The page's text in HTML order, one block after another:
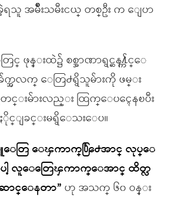
ခဲ့ရသူ အမ်ိဳးသမီးငယ္ တစ္ဦး က ေျပာ
င္ ဖုန္းထဲ၌ စစ္အာဏာရွင္ဆန႔္က်င္ေ
က္အလက္ ေတြ႕ရွိသူမ်ားကို ဖမ္း
းမ်ားလည္း ထြက္ေပၚေနၿပီး
င္ျခင္းမရွိေသးေပ။
ေတြ ေၾကာက္႐ြံ႕ေအာင္ လုပ္ေ
ါ့ လူေတြေၾကာက္ေအာင္ ထိတ္လ
ာင္ေနတာ” ဟု အသက္ ၆၀ ဝန္း